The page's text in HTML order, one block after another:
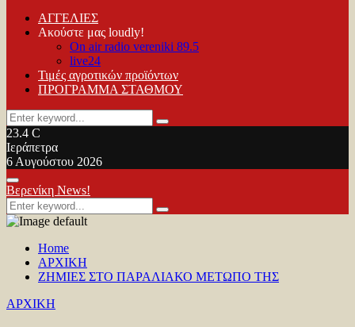
ΑΓΓΕΛΙΕΣ
Ακούστε μας loudly!
On air radio vereniki 89.5
live24
Τιμές αγροτικών προϊόντων
ΠΡΟΓΡΑΜΜΑ ΣΤΑΘΜΟΥ
Search
for:
Search
23.4 C
Ιεράπετρα
6 Αυγούστου 2026
Facebook
Twitter
Youtube
Primary
Menu
Βερενίκη News!
Search
for:
Search
Home
ΑΡΧΙΚΗ
ΖΗΜΙΕΣ ΣΤΟ ΠΑΡΑΛΙΑΚΟ ΜΕΤΩΠΟ ΤΗΣ
ΑΡΧΙΚΗ